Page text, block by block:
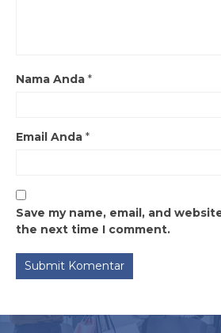
Nama Anda *
Email Anda *
Save my name, email, and
the next time I comment.